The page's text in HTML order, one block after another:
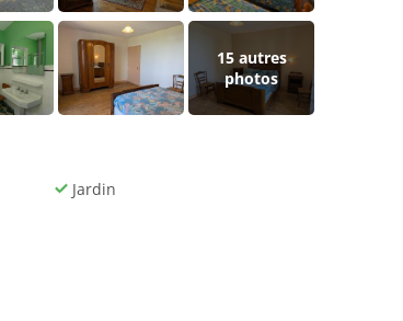
15autres
photos
Jardin